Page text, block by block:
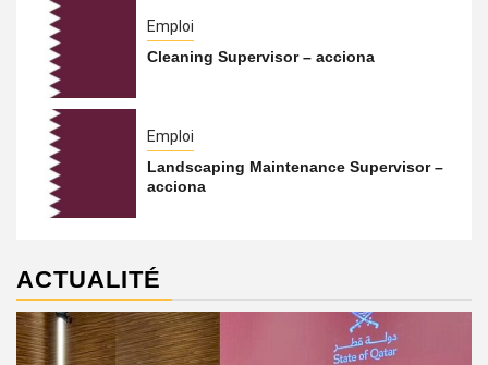
Emploi
Cleaning Supervisor – acciona
Emploi
Landscaping Maintenance Supervisor –
acciona
ACTUALITÉ